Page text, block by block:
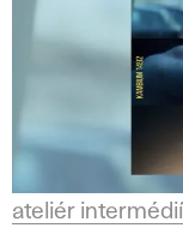
ateliér intermédií